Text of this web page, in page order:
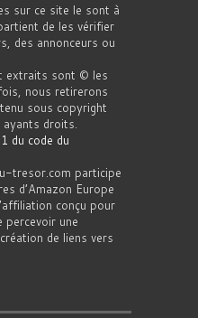
sur ce site le sont à
de les vérifier
des annonceurs ou
extraits sont © les
nous retirerons
sous copyright
ayants droits.
du code du
tresor.com participe
d’Amazon Europe
conçu pour
percevoir une
de liens vers